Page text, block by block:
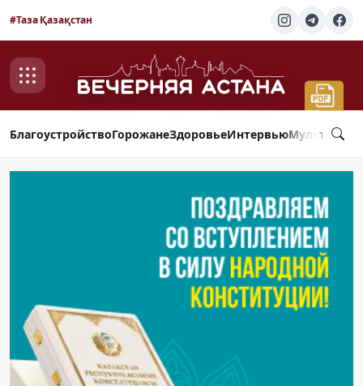
#Таза Қазақстан
БлагоустройствоГорожанеЗдоровьеИнтервью